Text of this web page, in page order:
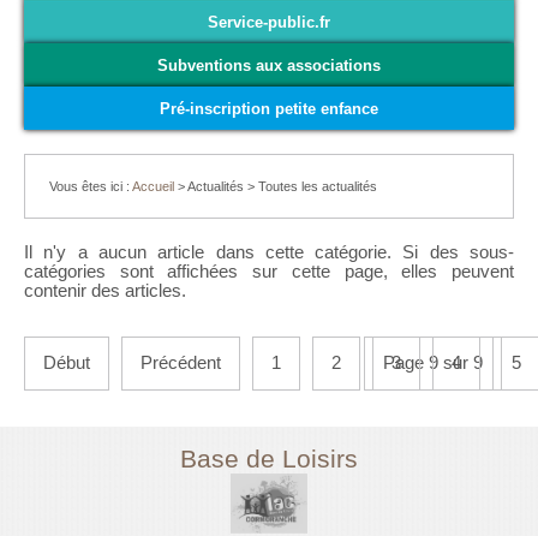
Service-public.fr
Subventions aux associations
Pré-inscription petite enfance
Vous êtes ici : Accueil >Actualités > Toutes les actualités
Il n'y a aucun article dans cette catégorie. Si des sous-
catégories sont affichées sur cette page, elles peuvent
contenir des articles.
Page 9 sur 9
Début Précédent 1 2 3 4 5
Base de Loisirs